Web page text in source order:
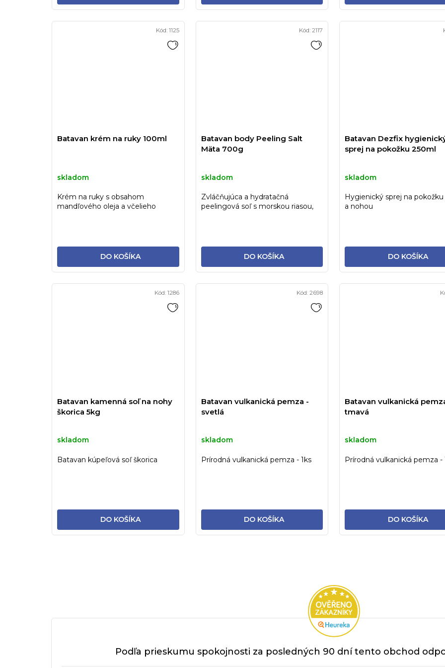
Batavan krém na ruky 100ml
skladom
DO KOŠÍKA
Krém na ruky s obsahom
mandľového oleja a včelieho
Kód: 1125
Batavan body Peeling Salt
Mäta 700g
skladom
DO KOŠÍKA
Zvláčňujúca a hydratačná
peelingová soľ s morskou riasou,
Kód: 2117
Batavan Dezfix
sprej na pokožku 250ml
skladom
DO KOŠÍKA
Hygienický sprej na
a nohou
Batavan kamenná soľ na nohy
škorica 5kg
skladom
DO KOŠÍKA
Batavan kúpeľová soľ škorica
Kód: 1286
Batavan vulkanická pemza -
svetlá
skladom
DO KOŠÍKA
Prírodná vulkanická pemza - 1ks
Kód: 2698
Batavan vulkanická
tmavá
skladom
DO KOŠÍKA
Prírodná vulkanická pemza -
l
á
d
a
c
i
Podľa prieskumu spokojnosti za posledných 90 dní tento obchod